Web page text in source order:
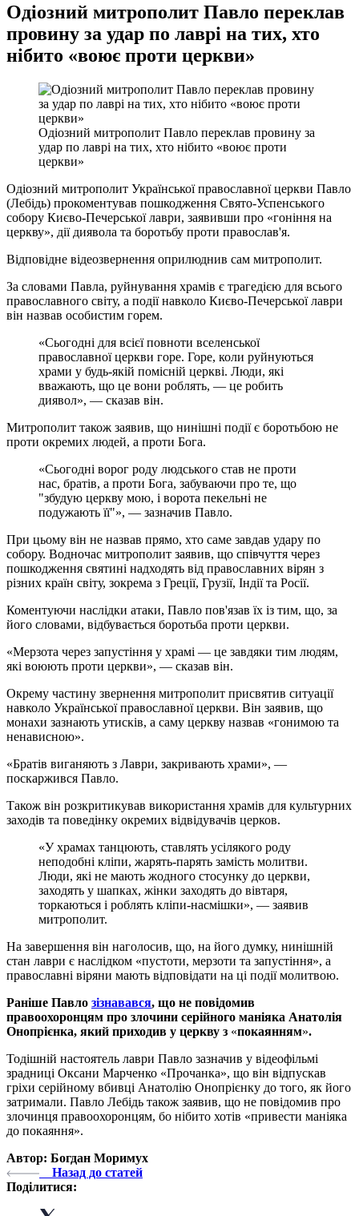
Одіозний митрополит Павло переклав
провину за удар по лаврі на тих, хто
нібито «воює проти церкви»
Одіозний митрополит Павло переклав провину за
удар по лаврі на тих, хто нібито «воює проти
церкви»
Одіозний митрополит Української православної церкви Павло
(Лебідь) прокоментував пошкодження Свято-Успенського
собору Києво-Печерської лаври, заявивши про «гоніння на
церкву», дії диявола та боротьбу проти православ'я.
Відповідне відеозвернення оприлюднив сам митрополит.
За словами Павла, руйнування храмів є трагедією для всього
православного світу, а події навколо Києво-Печерської лаври
він назвав особистим горем.
«Сьогодні для всієї повноти вселенської
православної церкви горе. Горе, коли руйнуються
храми у будь-якій помісній церкві. Люди, які
вважають, що це вони роблять, — це робить
диявол», — сказав він.
Митрополит також заявив, що нинішні події є боротьбою не
проти окремих людей, а проти Бога.
«Сьогодні ворог роду людського став не проти
нас, братів, а проти Бога, забуваючи про те, що
"збудую церкву мою, і ворота пекельні не
подужають її"», — зазначив Павло.
При цьому він не назвав прямо, хто саме завдав удару по
собору. Водночас митрополит заявив, що співчуття через
пошкодження святині надходять від православних вірян з
різних країн світу, зокрема з Греції, Грузії, Індії та Росії.
Коментуючи наслідки атаки, Павло пов'язав їх із тим, що, за
його словами, відбувається боротьба проти церкви.
«Мерзота через запустіння у храмі — це завдяки тим людям,
які воюють проти церкви», — сказав він.
Окрему частину звернення митрополит присвятив ситуації
навколо Української православної церкви. Він заявив, що
монахи зазнають утисків, а саму церкву назвав «гонимою та
ненависною».
«Братів виганяють з Лаври, закривають храми», —
поскаржився Павло.
Також він розкритикував використання храмів для культурних
заходів та поведінку окремих відвідувачів церков.
«У храмах танцюють, ставлять усілякого роду
неподобні кліпи, жарять-парять замість молитви.
Люди, які не мають жодного стосунку до церкви,
заходять у шапках, жінки заходять до вівтаря,
торкаються і роблять кліпи-насмішки», — заявив
митрополит.
На завершення він наголосив, що, на його думку, нинішній
стан лаври є наслідком «пустоти, мерзоти та запустіння», а
православні віряни мають відповідати на ці події молитвою.
Раніше Павло зізнавався, що не повідомив
правоохоронцям про злочини серійного маніяка Анатолія
Онопрієнка, який приходив у церкву з «покаянням».
Тодішній настоятель лаври Павло зазначив у відеофільмі
зрадниці Оксани Марченко «Прочанка», що він відпускав
гріхи серійному вбивці Анатолію Онопрієнку до того, як його
затримали. Павло Лебідь також заявив, що не повідомив про
злочинця правоохоронцям, бо нібито хотів «привести маніяка
до покаяння».
Автор: Богдан Моримух
Назад до статей
Поділитися: